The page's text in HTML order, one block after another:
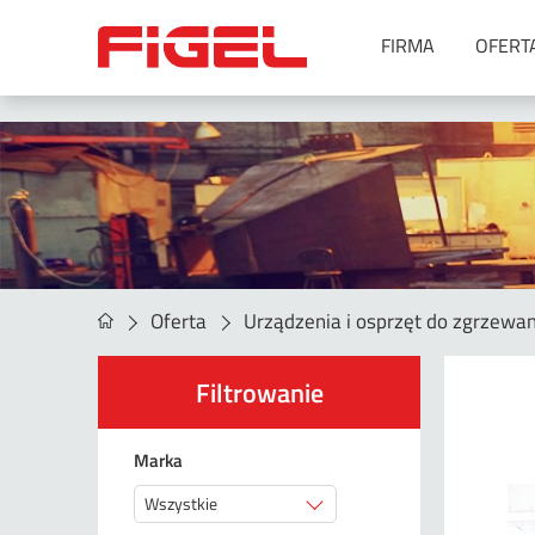
FIRMA
Urządzenia do spawania
Metoda MIG/MAG
Metoda MMA
Metoda SAW
Metoda TIG
Metoda TIG oraz MIG/MAG –
spawanie orbitalne
Spawanie laserowe
Akcesoria
Oferta Urządzenia i osprzęt do
Filtrowanie
Marka
Wszystkie